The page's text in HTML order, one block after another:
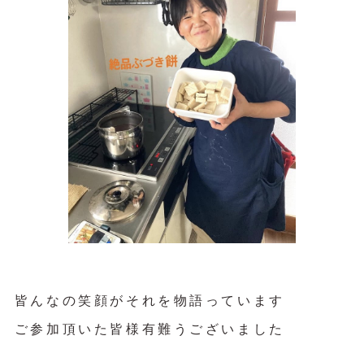
皆んなの笑顔がそれを物語っています
ご参加頂いた皆様有難うございました